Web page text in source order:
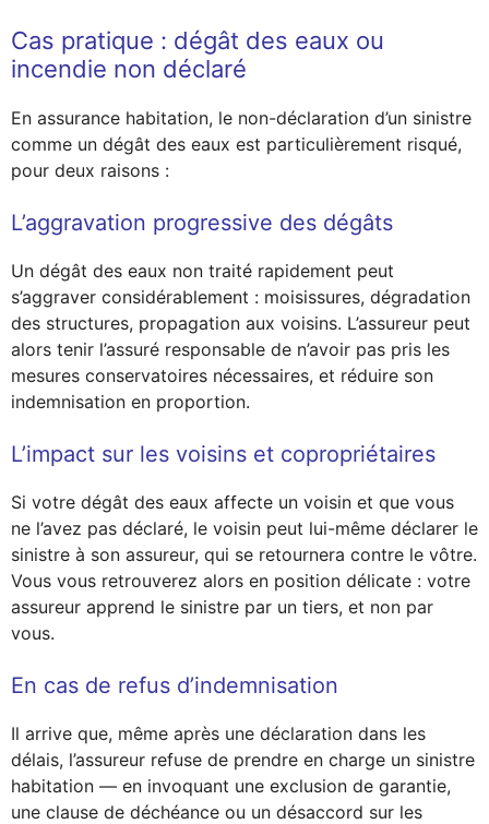
Cas pratique : dégât des eaux ou
incendie non déclaré
En assurance habitation, le non-déclaration d’un sinistre
comme un dégât des eaux est particulièrement risqué,
pour deux raisons :
L’aggravation progressive des dégâts
Un dégât des eaux non traité rapidement peut
s’aggraver considérablement : moisissures, dégradation
des structures, propagation aux voisins. L’assureur peut
alors tenir l’assuré responsable de n’avoir pas pris les
mesures conservatoires nécessaires, et réduire son
indemnisation en proportion.
L’impact sur les voisins et copropriétaires
Si votre dégât des eaux affecte un voisin et que vous
ne l’avez pas déclaré, le voisin peut lui-même déclarer le
sinistre à son assureur, qui se retournera contre le vôtre.
Vous vous retrouverez alors en position délicate : votre
assureur apprend le sinistre par un tiers, et non par
vous.
En cas de refus d’indemnisation
Il arrive que, même après une déclaration dans les
délais, l’assureur refuse de prendre en charge un sinistre
habitation — en invoquant une exclusion de garantie,
une clause de déchéance ou un désaccord sur les